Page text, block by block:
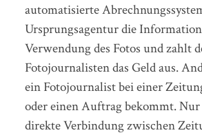
automatisierte
Ursprungsagentur die
Verwendung des Fotos und zahlt
Fotojournalisten das Geld aus.
ein Fotojournalist bei einer
oder einen Auftrag bekommt. Nur
direkte Verbindung zwischen